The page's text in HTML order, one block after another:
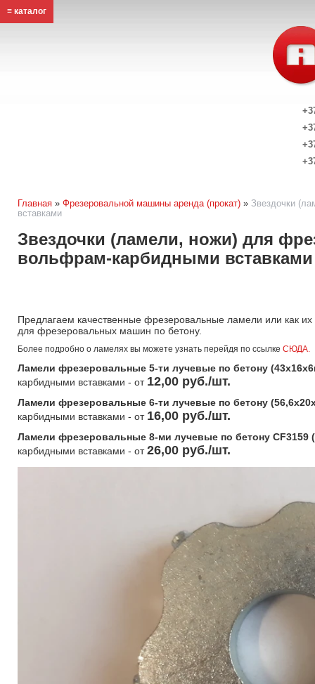
≡ каталог
Главная » Фрезеровальной машины аренда (прокат) » Звездочки
вставками
Звездочки (ламели, ножи) для
вольфрам-карбидными вставками
Предлагаем качественные фрезеровальные ламели или как
для фрезеровальных машин по бетону.
Более подробно о ламелях вы можете узнать перейдя по ссылке СЮДА.
Ламели фрезеровальные 5-ти лучевые по бетону
карбидными вставками - от 12,00 руб./шт.
Ламели фрезеровальные 6-ти лучевые по бетону (
карбидными вставками - от 16,00 руб./шт.
Ламели фрезеровальные 8-ми лучевые по бетону CF3159
карбидными вставками - от26,00 руб./шт.